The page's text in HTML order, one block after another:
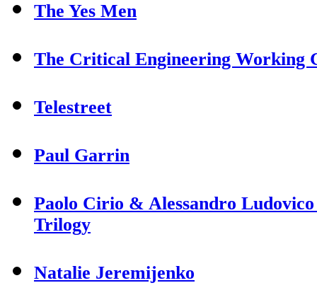
The Yes Men
The Critical Engineering Working
Telestreet
Paul Garrin
Paolo Cirio & Alessandro
Trilogy
Natalie Jeremijenko